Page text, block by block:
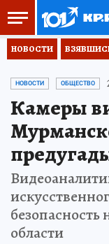
НОВОСТИ
НОВОСТИ ОБЩЕСТВО
Камеры
области